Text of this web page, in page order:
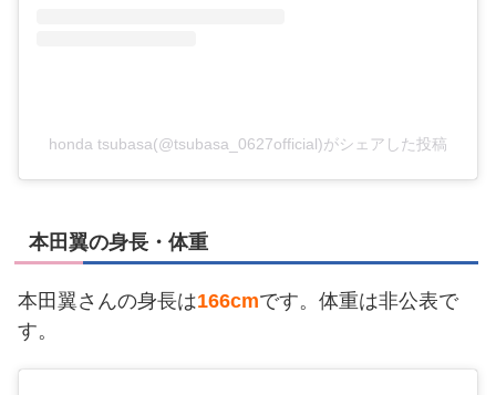
honda tsubasa(@tsubasa_0627official)がシェアした投稿
本田翼の身長・体重
本田翼さんの身長は166cmです。体重は非公表で
す。